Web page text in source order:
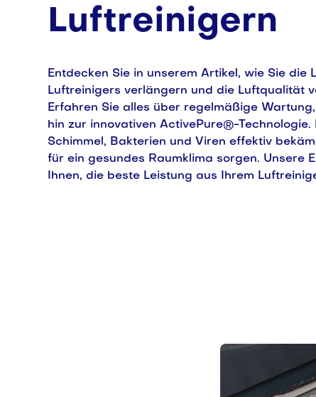
Luftreinigern
Entdecken Sie in unserem Artikel, wie Sie die
Luftreinigers verlängern und die Luftqualität
Erfahren Sie alles über regelmäßige
hin zur innovativen ActivePure®-Technologie.
Schimmel, Bakterien und Viren effektiv
für ein gesundes Raumklima sorgen. Unsere
Ihnen, die beste Leistung aus Ihrem